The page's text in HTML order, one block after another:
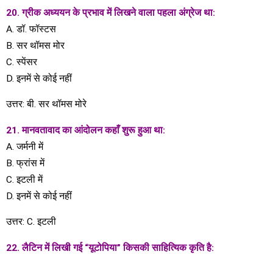
20. ग्रीक अध्ययन के प्रभाव में लिखने वाला पहला अंग्रेज था:
A. डॉ. फॉस्टस
B. सर थॉमस मोर
C. स्पेंसर
D. इनमें से कोई नहीं
उत्तर: बी. सर थॉमस मोरे
21. मानवतावाद का आंदोलन कहाँ शुरू हुआ था:
A. जर्मनी में
B. फ्रांस में
C. इटली में
D. इनमें से कोई नहीं
उत्तर: C. इटली
22. लैटिन में लिखी गई “यूटोपिया” किसकी साहित्यिक कृति है: